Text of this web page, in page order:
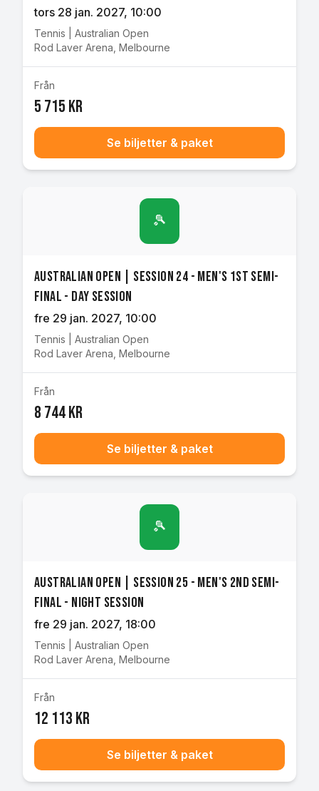
tors 28 jan. 2027, 10:00
Tennis
Australian Open
Rod Laver Arena Melbourne
Från
5 715 kr
Se biljetter & paket
🎾
Australian Open | Session 24 - Men's 1st Semi-
final - Day Session
fre 29 jan. 2027, 10:00
Tennis
Australian Open
Rod Laver Arena Melbourne
Från
8 744 kr
Se biljetter & paket
🎾
Australian Open | Session 25 - Men's 2nd Semi-
final - Night Session
fre 29 jan. 2027, 18:00
Tennis
Australian Open
Rod Laver Arena Melbourne
Från
12 113 kr
Se biljetter & paket